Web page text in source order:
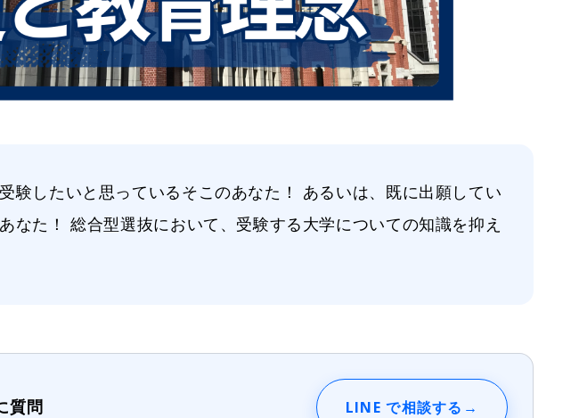
験したいと思っているそこのあなた！ あるいは、既に出願してい
なた！ 総合型選抜において、受験する大学についての知識を抑え
質問 LINE で相談する →